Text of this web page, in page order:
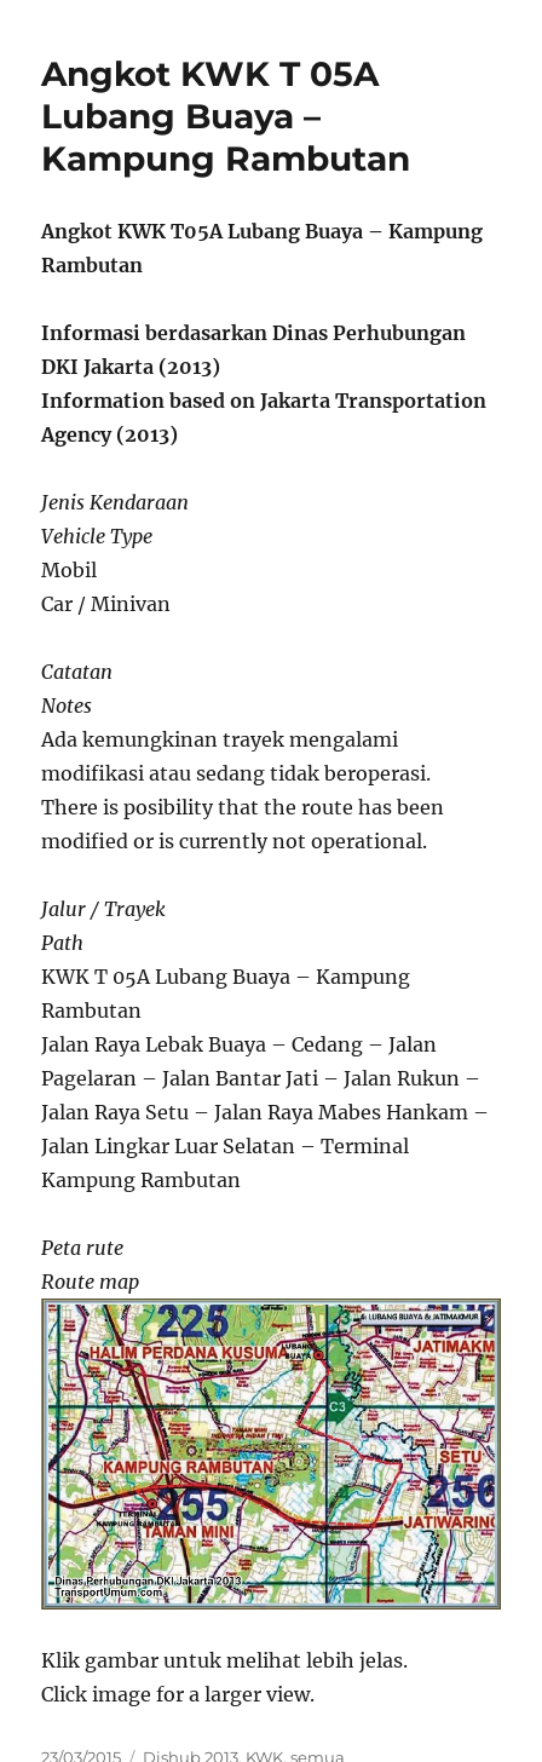
Angkot KWK T 05A
Lubang Buaya –
Kampung Rambutan
Angkot KWK T05A Lubang Buaya – Kampung
Rambutan
Informasi berdasarkan Dinas Perhubungan
DKI Jakarta (2013)
Information based on Jakarta Transportation
Agency (2013)
Jenis Kendaraan
Vehicle Type
Mobil
Car / Minivan
Catatan
Notes
Ada kemungkinan trayek mengalami
modifikasi atau sedang tidak beroperasi.
There is posibility that the route has been
modified or is currently not operational.
Jalur / Trayek
Path
KWK T 05A Lubang Buaya – Kampung
Rambutan
Jalan Raya Lebak Buaya – Cedang – Jalan
Pagelaran – Jalan Bantar Jati – Jalan Rukun –
Jalan Raya Setu – Jalan Raya Mabes Hankam –
Jalan Lingkar Luar Selatan – Terminal
Kampung Rambutan
Peta rute
Route map
Klik gambar untuk melihat lebih jelas.
Click image for a larger view.
Posted
23/03/2015 Categories
Dishub 2013, KWK,semua